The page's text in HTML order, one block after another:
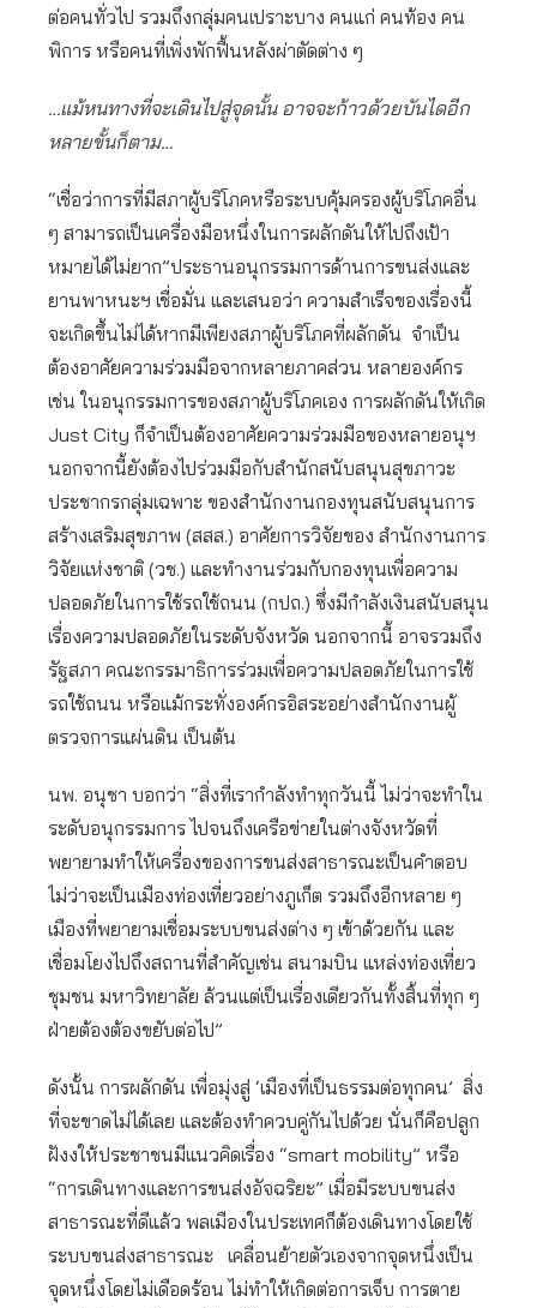
ต่อคนทั่วไป รวมถึงกลุ่มคนเปราะบาง คนแก่ คนท้อง คน
พิการ หรือคนที่เพิ่งพักฟื้นหลังผ่าตัดต่าง ๆ
…แม้หนทางที่จะเดินไปสู่จุดนั้น อาจจะก้าวด้วยบันไดอีก
หลายขั้นก็ตาม…
“เชื่อว่าการที่มีสภาผู้บริโภคหรือระบบคุ้มครองผู้บริโภคอื่น
ๆ สามารถเป็นเครื่องมือหนึ่งในการผลักดันให้ไปถึงเป้า
หมายได้ไม่ยาก”ประธานอนุกรรมการด้านการขนส่งและ
ยานพาหนะฯ เชื่อมั่น และเสนอว่า ความสำเร็จของเรื่องนี้
จะเกิดขึ้นไม่ได้หากมีเพียงสภาผู้บริโภคที่ผลักดัน จำเป็น
ต้องอาศัยความร่วมมือจากหลายภาคส่วน หลายองค์กร
เช่น ในอนุกรรมการของสภาผู้บริโภคเอง การผลักดันให้เกิด
Just City ก็จำเป็นต้องอาศัยความร่วมมือของหลายอนุฯ
นอกจากนี้ยังต้องไปร่วมมือกับสำนักสนับสนุนสุขภาวะ
ประชากรกลุ่มเฉพาะ ของสำนักงานกองทุนสนับสนุนการ
สร้างเสริมสุขภาพ (สสส.) อาศัยการวิจัยของ สำนักงานการ
วิจัยแห่งชาติ (วช.) และทำงานร่วมกับกองทุนเพื่อความ
ปลอดภัยในการใช้รถใช้ถนน (กปถ.) ซึ่งมีกำลังเงินสนับสนุน
เรื่องความปลอดภัยในระดับจังหวัด นอกจากนี้ อาจรวมถึง
รัฐสภา คณะกรรมาธิการร่วมเพื่อความปลอดภัยในการใช้
รถใช้ถนน หรือแม้กระทั่งองค์กรอิสระอย่างสำนักงานผู้
ตรวจการแผ่นดิน เป็นต้น
นพ. อนุชา บอกว่า “สิ่งที่เรากําลังทําทุกวันนี้ ไม่ว่าจะทําใน
ระดับอนุกรรมการ ไปจนถึงเครือข่ายในต่างจังหวัดที่
พยายามทําให้เครื่องของการขนส่งสาธารณะเป็นคําตอบ
ไม่ว่าจะเป็นเมืองท่องเที่ยวอย่างภูเก็ต รวมถึงอีกหลาย ๆ
เมืองที่พยายามเชื่อมระบบขนส่งต่าง ๆ เข้าด้วยกัน และ
เชื่อมโยงไปถึงสถานที่สำคัญเช่น สนามบิน แหล่งท่องเที่ยว
ชุมชน มหาวิทยาลัย ล้วนแต่เป็นเรื่องเดียวกันทั้งสิ้นที่ทุก ๆ
ฝ่ายต้องต้องขยับต่อไป”
ดังนั้น การผลักดัน เพื่อมุ่งสู่ ‘เมืองที่เป็นธรรมต่อทุกคน’ สิ่ง
ที่จะขาดไม่ได้เลย และต้องทำควบคู่กันไปด้วย นั่นก็คือปลูก
ฝังงให้ประชาชนมีแนวคิดเรื่อง “smart mobility” หรือ
“การเดินทางและการขนส่งอัจฉริยะ” เมื่อมีระบบขนส่ง
สาธารณะที่ดีแล้ว พลเมืองในประเทศก็ต้องเดินทางโดยใช้
ระบบขนส่งสาธารณะ เคลื่อนย้ายตัวเองจากจุดหนึ่งเป็น
จุดหนึ่งโดยไม่เดือดร้อน ไม่ทำให้เกิดต่อการเจ็บ การตาย